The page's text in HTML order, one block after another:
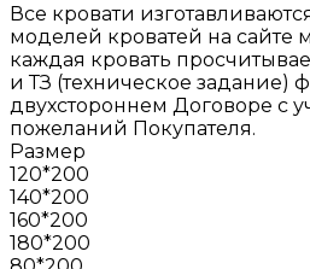
Все кровати
моделей кроватей на сайте
каждая кровать
и ТЗ (техническое задание)
двухстороннем Договоре с
пожеланий Покупателя.
Размер
120*200
140*200
160*200
180*200